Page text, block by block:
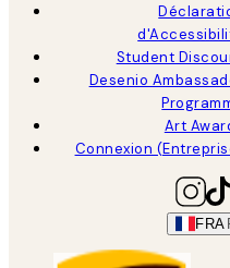
Student
Desenio
Art
Connexion
FRA